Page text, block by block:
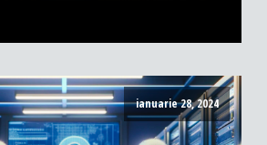
ianuarie 28, 2024